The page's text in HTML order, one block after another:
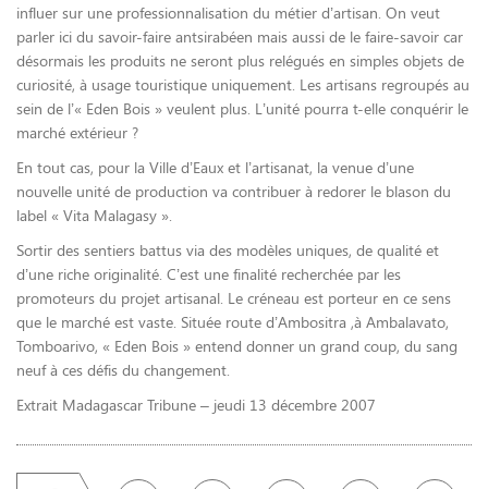
influer sur une professionnalisation du métier d’artisan. On veut
parler ici du savoir-faire antsirabéen mais aussi de le faire-savoir car
désormais les produits ne seront plus relégués en simples objets de
curiosité, à usage touristique uniquement. Les artisans regroupés au
sein de l’« Eden Bois » veulent plus. L’unité pourra t-elle conquérir le
marché extérieur ?
En tout cas, pour la Ville d’Eaux et l’artisanat, la venue d’une
nouvelle unité de production va contribuer à redorer le blason du
label « Vita Malagasy ».
Sortir des sentiers battus via des modèles uniques, de qualité et
d’une riche originalité. C’est une finalité recherchée par les
promoteurs du projet artisanal. Le créneau est porteur en ce sens
que le marché est vaste. Située route d’Ambositra ,à Ambalavato,
Tomboarivo, « Eden Bois » entend donner un grand coup, du sang
neuf à ces défis du changement.
Extrait Madagascar Tribune – jeudi 13 décembre 2007